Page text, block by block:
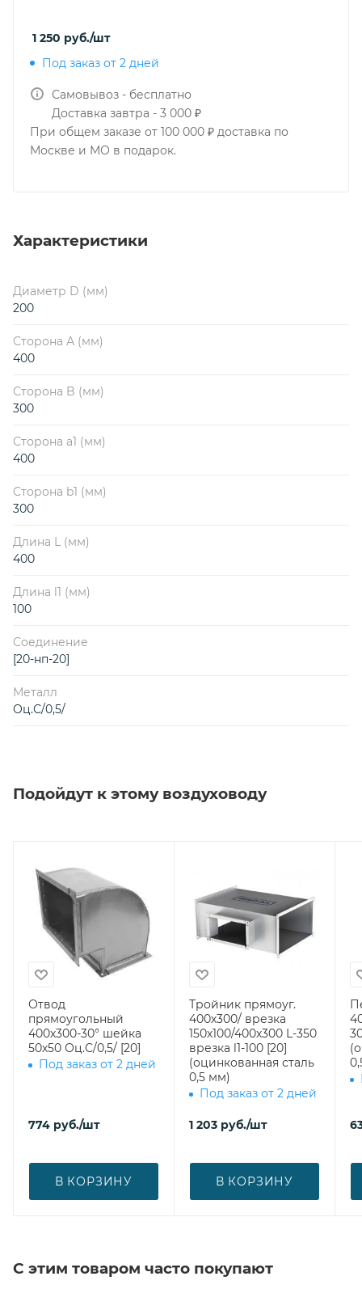
1 250 руб./шт
Под заказ от 2 дней
Самовывоз - бесплатно
Доставка завтра - 3 000 ₽
При общем заказе от 100 000 ₽ доставка по
Москве и МО в подарок.
Характеристики
Диаметр D (мм)
200
Сторона А (мм)
400
Сторона B (мм)
300
Сторона a1 (мм)
400
Сторона b1 (мм)
300
Длина L (мм)
400
Длина l1 (мм)
100
Соединение
[20-нп-20]
Металл
Оц.С/0,5/
Подойдут к этому воздуховоду
Отвод
прямоугольный
400х300-30° шейка
50х50 Оц.С/0,5/ [20]
Под заказ от 2 дней
774 руб./шт
В КОРЗИНУ
Тройник прямоуг.
400х300/ врезка
150х100/400х300 L-350
врезка l1-100 [20]
(оцинкованная сталь
0,5 мм)
Под заказ от 2 дней
1 203 руб./шт
В КОРЗИНУ
С этим товаром часто покупают